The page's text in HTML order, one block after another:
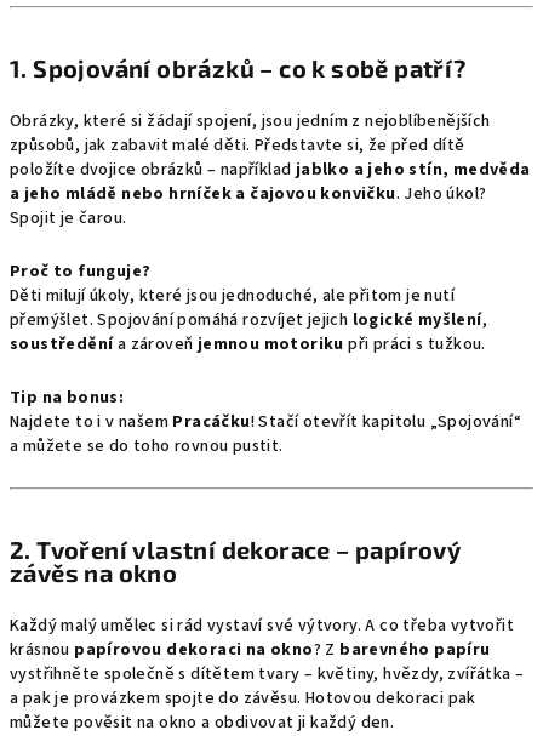
1.Spojování obrázků – co k sobě patří?
Obrázky, které si žádají spojení, jsou jedním z nejoblíbenějších
způsobů, jak zabavit malé děti. Představte si, že před dítě
položíte dvojice obrázků – napříkladjablko a jeho stín, medvěda
a jeho mládě nebo hrníček a čajovou konvičku. Jeho úkol?
Spojit je čarou.
Proč to funguje?
Děti milují úkoly, které jsou jednoduché, ale přitom je nutí
přemýšlet. Spojování pomáhá rozvíjet jejich logické myšlení,
soustředěnía zároveňjemnou motoriku při práci s tužkou.
Tip na bonus:
Najdete to i v našem Pracáčku! Stačí otevřít kapitolu „Spojování“
a můžete se do toho rovnou pustit.
2.Tvoření vlastní dekorace – papírový
závěs na okno
Každý malý umělec si rád vystaví své výtvory. A co třeba vytvořit
krásnou papírovou dekoraci na okno? Z barevného papíru
vystřihněte společně s dítětem tvary – květiny, hvězdy, zvířátka –
a pak je provázkem spojte do závěsu. Hotovou dekoraci pak
můžete pověsit na okno a obdivovat ji každý den.